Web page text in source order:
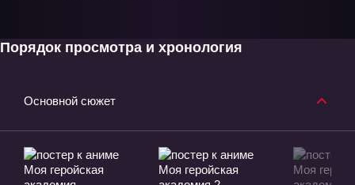
Порядок просмотра и хронология
Основной сюжет